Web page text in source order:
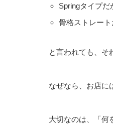
Springタイプだ
骨格ストレー
と言われても、そ
なぜなら、お店に
大切なのは、「何